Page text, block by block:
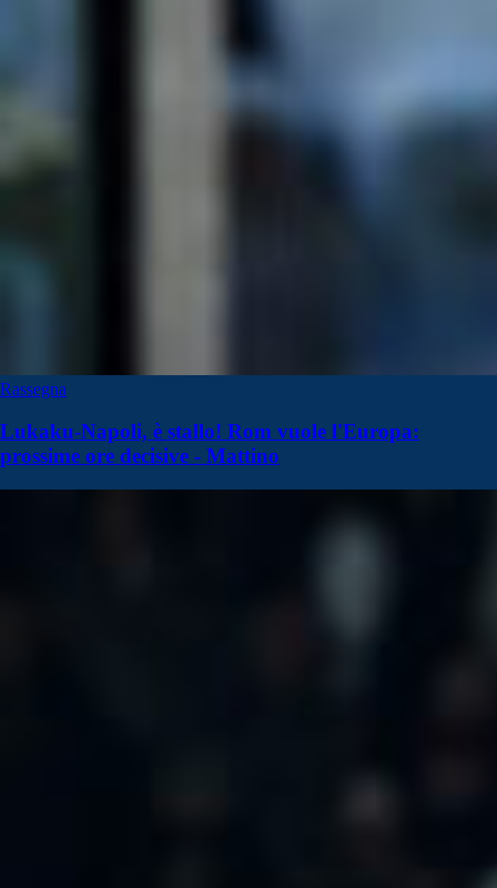
Rassegna
Lukaku-Napoli, è stallo! Rom vuole l'Europa:
prossime ore decisive - Mattino